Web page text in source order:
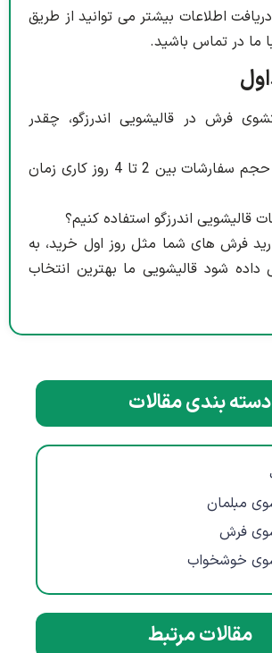
دسته بندی مقالات
مبلمان
فرش
خوشخواب
مقالات مرتبط
اطلاعات بیشتر می توانید از طریق
ما در تماس باشید.
فرش در قالیشویی اندرزگو، چقدر
با توجه به حجم سفارشات بین 2 تا 4 روز کاری زمان
قالیشویی اندرزگو استفاده کنیم؟
فرش های شما مثل روز اول خرید، به
داده شود قالیشویی ما بهترین انتخاب